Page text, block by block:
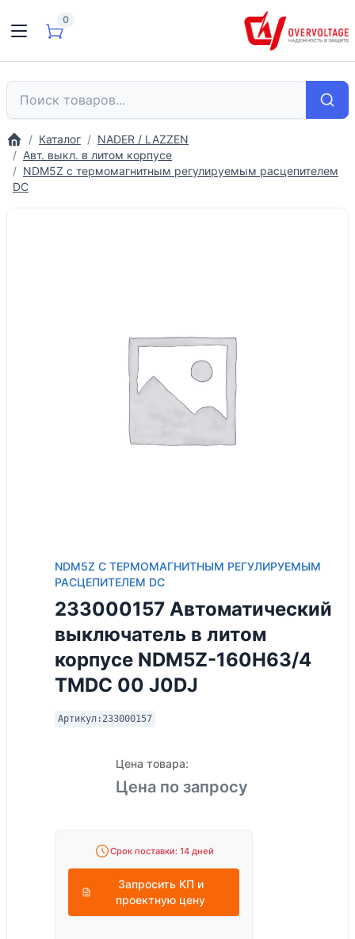
0
Каталог
NADER / LAZZEN
Авт. выкл. в литом корпусе
NDM5Z с термомагнитным регулируемым расцепителем
DC
NDM5Z С ТЕРМОМАГНИТНЫМ РЕГУЛИРУЕМЫМ
РАСЦЕПИТЕЛЕМ DC
233000157 Автоматический
выключатель в литом
корпусе NDM5Z-160H63/4
TMDC 00 J0DJ
Артикул: 233000157
Цена товара:
Цена по запросу
Срок поставки: 14 дней
Запросить КП и
проектную цену